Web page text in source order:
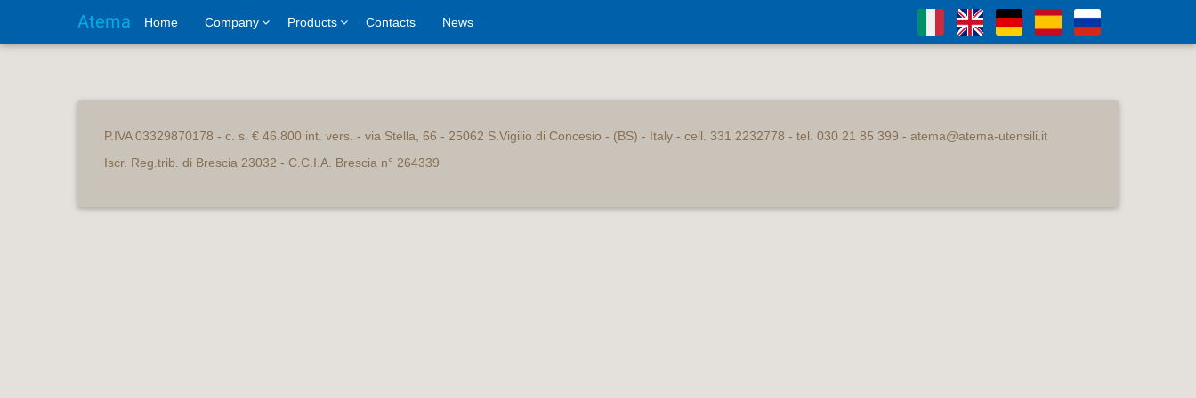
Atema Home Company Products Contacts News
P.IVA 03329870178 - c. s. € 46.800 int. vers. - via Stella, 66 - 25062 S.Vigilio di Concesio - (BS) - Italy - cell. 331 2232778 - tel. 030 21 85 399 - atema@atema-utensili.it
Iscr. Reg.trib. di Brescia 23032 - C.C.I.A. Brescia n° 264339